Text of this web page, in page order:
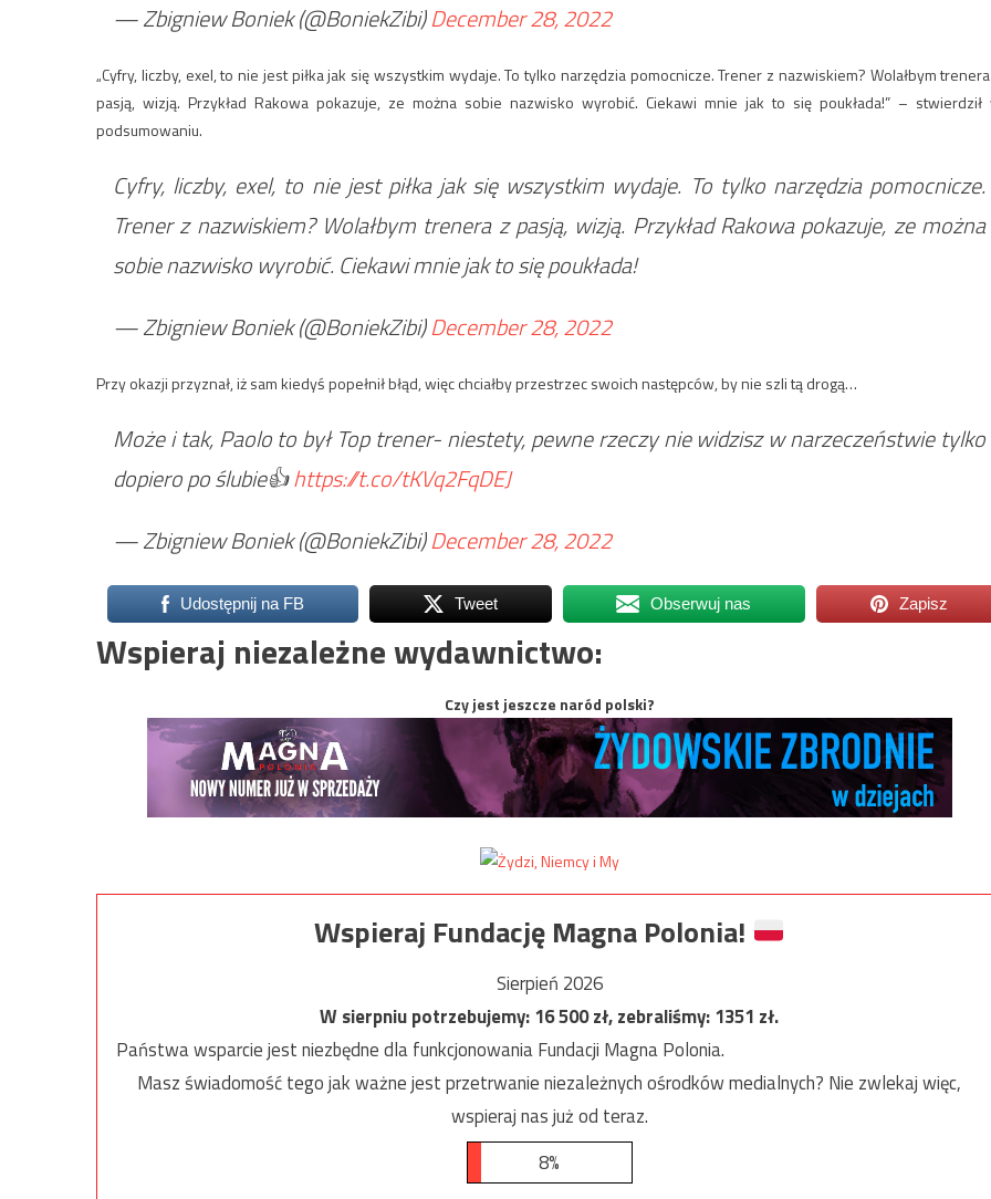
— Zbigniew Boniek (@BoniekZibi)December 28, 2022
„Cyfry, liczby, exel, to nie jest piłka jak się wszystkim wydaje. To tylko narzędzia pomocnicze. Trener z nazwiskiem? Wolałbym
pasją, wizją. Przykład Rakowa pokazuje, ze można sobie nazwisko wyrobić. Ciekawi mnie jak to się poukłada!” – stwierdził
podsumowaniu.
Cyfry, liczby, exel, to nie jest piłka jak się wszystkim wydaje. To tylko narzędzia pomocnicze.
Trener z nazwiskiem? Wolałbym trenera z pasją, wizją. Przykład Rakowa pokazuje, ze można
sobie nazwisko wyrobić. Ciekawi mnie jak to się poukłada!
— Zbigniew Boniek (@BoniekZibi)December 28, 2022
Przy okazji przyznał, iż sam kiedyś popełnił błąd, więc chciałby przestrzec swoich następców, by nie szli tą drogą…
Może i tak, Paolo to był Top trener- niestety, pewne rzeczy nie widzisz w narzeczeństwie tylko
dopiero po ślubie👍https://t.co/tKVq2FqDEJ
— Zbigniew Boniek (@BoniekZibi)December 28, 2022
Udostępnij na FB Tweet Obserwuj nas Zapisz
Wspieraj niezależne wydawnictwo:
Czy jest jeszcze naród polski?
Wspieraj Fundację Magna Polonia!
Sierpień 2026
W sierpniu potrzebujemy:16 500zł, zebraliśmy:1351 zł.
Państwa wsparcie jest niezbędne dla funkcjonowania Fundacji Magna Polonia.
Masz świadomość tego jak ważne jest przetrwanie niezależnych ośrodków medialnych? Nie zwlekaj więc,
wspieraj nas już od teraz.
8%